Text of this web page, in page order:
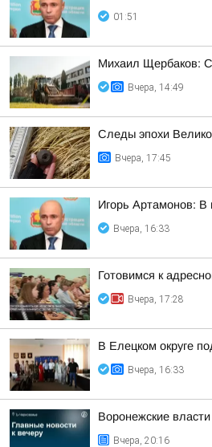
01:51
Михаил Щербаков:
Вчера, 14:49
Следы эпохи
Вчера, 17:45
Игорь Артамонов: В
Вчера, 16:33
Готовимся к
Вчера, 17:28
В Елецком округе
Вчера, 16:33
Воронежские
Вчера, 20:16